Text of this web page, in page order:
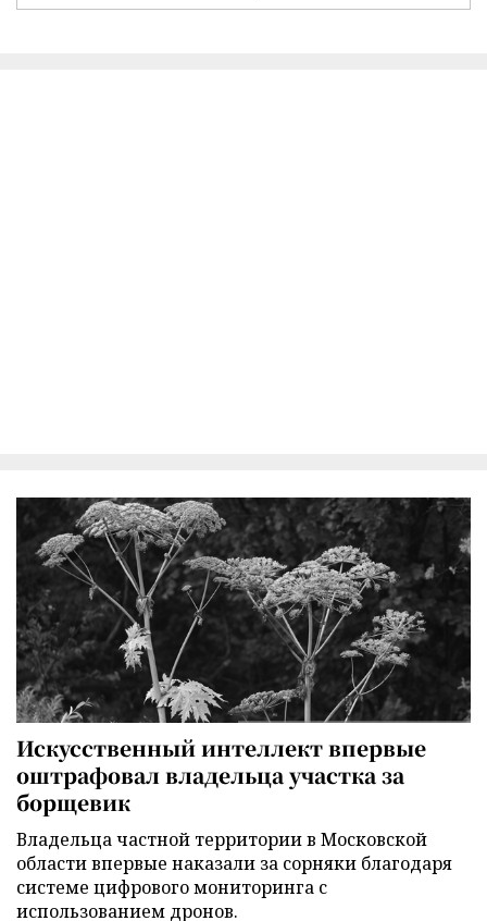
Искусственный интеллект впервые
оштрафовал владельца участка за
борщевик
Владельца частной территории в Московской
области впервые наказали за сорняки благодаря
системе цифрового мониторинга с
использованием дронов.